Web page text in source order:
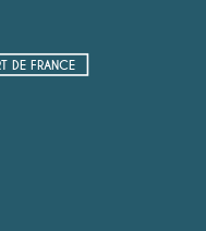
DE FRANCE